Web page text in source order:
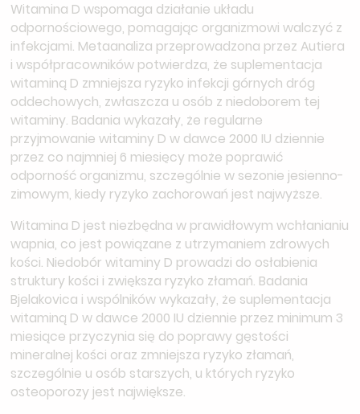
Witamina D wspomaga działanie układu
odpornościowego, pomagając organizmowi walczyć z
infekcjami. Metaanaliza przeprowadzona przez Autiera
i współpracowników potwierdza, że suplementacja
witaminą D zmniejsza ryzyko infekcji górnych dróg
oddechowych, zwłaszcza u osób z niedoborem tej
witaminy. Badania wykazały, że regularne
przyjmowanie witaminy D w dawce 2000 IU dziennie
przez co najmniej 6 miesięcy może poprawić
odporność organizmu, szczególnie w sezonie jesienno-
zimowym, kiedy ryzyko zachorowań jest najwyższe.
Witamina D jest niezbędna w prawidłowym wchłanianiu
wapnia, co jest powiązane z utrzymaniem zdrowych
kości. Niedobór witaminy D prowadzi do osłabienia
struktury kości i zwiększa ryzyko złamań. Badania
Bjelakovica i wspólników wykazały, że suplementacja
witaminą D w dawce 2000 IU dziennie przez minimum 3
miesiące przyczynia się do poprawy gęstości
mineralnej kości oraz zmniejsza ryzyko złamań,
szczególnie u osób starszych, u których ryzyko
osteoporozy jest największe.